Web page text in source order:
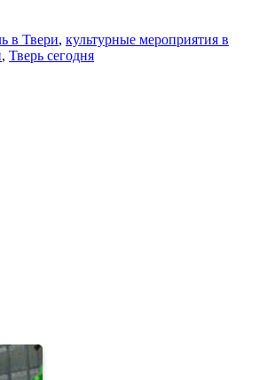
в Твери, культурные мероприятия в
, Тверь сегодня